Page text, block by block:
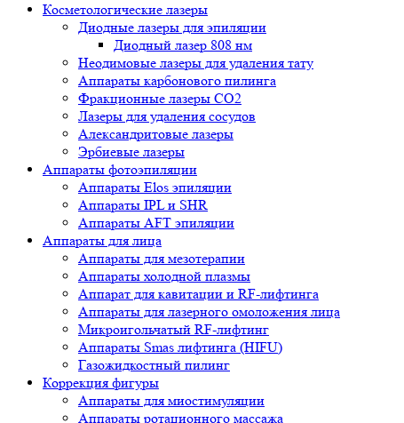
Косметологические лазеры
Диодные лазеры для эпиляции
Диодный лазер 808 нм
Неодимовые лазеры для удаления тату
Аппараты карбонового пилинга
Фракционные лазеры CO2
Лазеры для удаления сосудов
Александритовые лазеры
Эрбиевые лазеры
Аппараты фотоэпиляции
Аппараты Elos эпиляции
Аппараты IPL и SHR
Аппараты AFT эпиляции
Аппараты для лица
Аппараты для мезотерапии
Аппараты холодной плазмы
Аппарат для кавитации и RF-лифтинга
Аппараты для лазерного омоложения лица
Микроигольчатый RF-лифтинг
Аппараты Smas лифтинга (HIFU)
Газожидкостный пилинг
Коррекция фигуры
Аппараты для миостимуляции
Аппараты ротационного массажа